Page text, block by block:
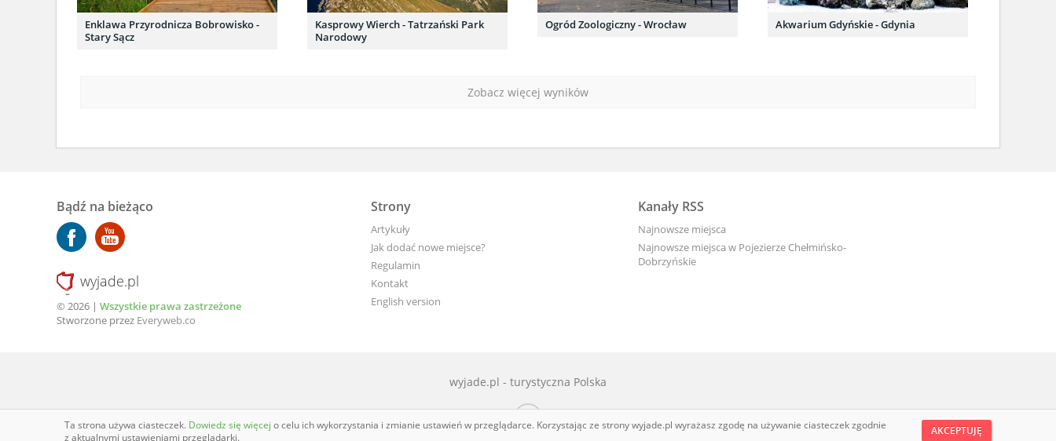
Enklawa Przyrodnicza Bobrowisko -
Stary Sącz
Kasprowy Wierch - Tatrzański Park
Narodowy
Ogród Zoologiczny - Wrocław Akwarium Gdyńskie - Gdynia
Zobacz więcej wyników
Bądź na bieżąco
wyjade.pl
© 2026 | Wszystkie prawa zastrzeżone
Stworzone przez Everyweb.co
Strony
Artykuły
Jak dodać nowe miejsce?
Regulamin
Kontakt
English version
Kanały RSS
Najnowsze miejsca
Najnowsze miejsca w Pojezierze Chełmińsko-
Dobrzyńskie
wyjade.pl - turystyczna Polska
AKCEPTUJĘ
Ta strona używa ciasteczek. Dowiedz się więcej o celu ich wykorzystania i zmianie ustawień w przeglądarce. Korzystając ze strony wyjade.pl wyrażasz zgodę na używanie ciasteczek zgodnie
z aktualnymi ustawieniami przeglądarki.